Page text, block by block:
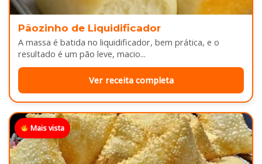
Pãozinho de Liquidificador
A massa é batida no liquidificador, bem prática, e o
resultado é um pão leve, macio...
Ver receita completa
Mais vista